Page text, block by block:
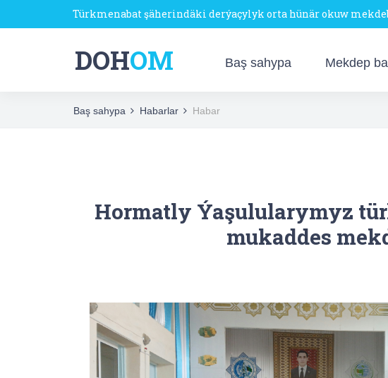
Türkmenabat şäherindäki derýaçylyk orta hünär okuw
DOHOM Baş sahypa Mekdep
Baş sahypa Habarlar Habar
Hormatly Ýaşulularymyz
mukaddes